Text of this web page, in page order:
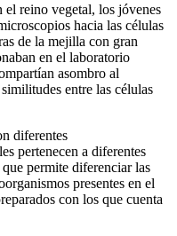
el reino vegetal, los jóvenes
hacia las células
de la mejilla con gran
en el laboratorio
asombro al
entre las células
diferentes
pertenecen a diferentes
permite diferenciar las
presentes en el
con los que cuenta